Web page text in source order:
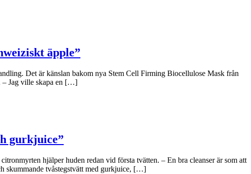
äpple”
Det är känslan bakom nya Stem Cell Firming Biocellulose Mask från
– Jag ville skapa en […]
gurkjuice”
hjälper huden redan vid första tvätten. – En bra cleanser är som att
skummande tvåstegstvätt med gurkjuice, […]